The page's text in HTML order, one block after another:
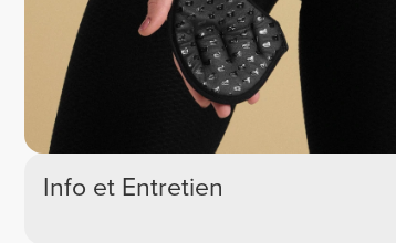
Info et Entretien